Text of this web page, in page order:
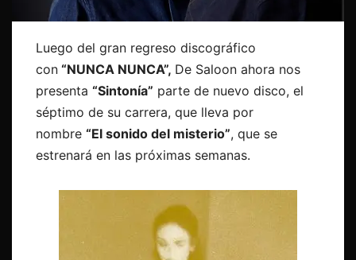
Luego del gran regreso discográfico
con “NUNCA NUNCA”, De Saloon ahora nos
presenta “Sintonía” parte de nuevo disco, el
séptimo de su carrera, que lleva por
nombre “El sonido del misterio”, que se
estrenará en las próximas semanas.